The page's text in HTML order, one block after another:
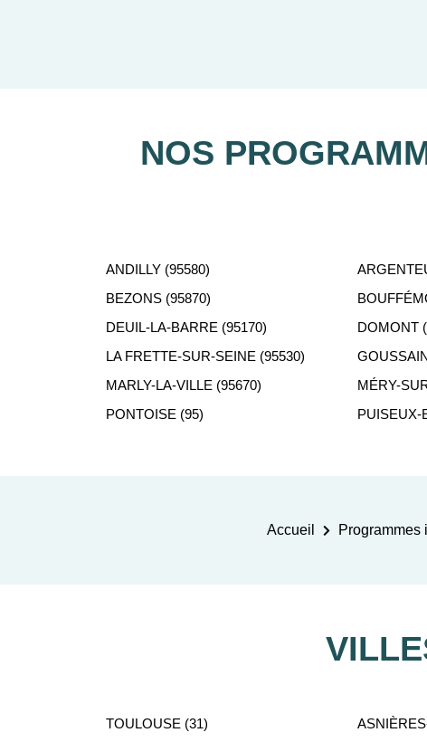
NOS
ANDILLY (95580)
BEZONS (95870)
DEUIL-LA-BARRE (95170)
DOMONT
LA FRETTE-SUR-SEINE (95530)
MARLY-LA-VILLE (95670)
MÉRY-
PONTOISE (95)
PUISEUX-
Accueil Programmes
TOULOUSE (31)